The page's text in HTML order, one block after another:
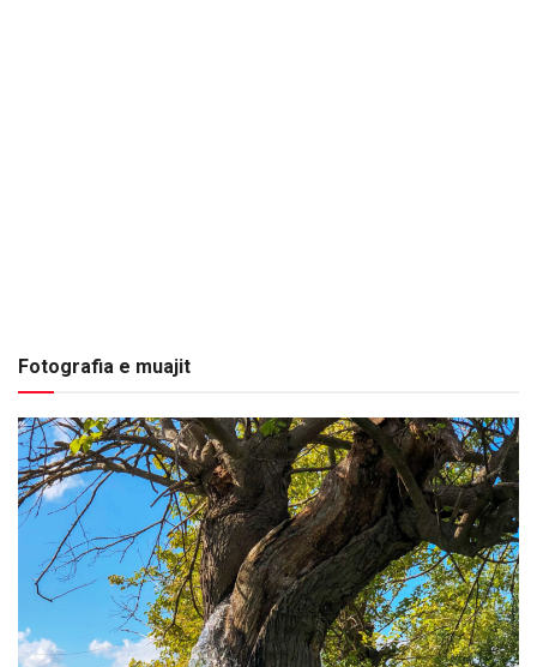
Fotografia e muajit